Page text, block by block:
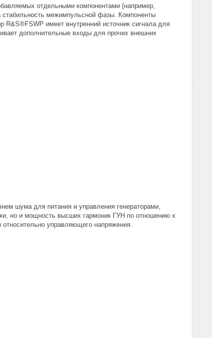
отдельными компонентами (например,
стабильность межимпульсной фазы. Компоненты
имеет внутренний источник сигнала для
дополнительные входы для прочих внешних
шума для питания и управления генераторами,
но и мощность высших гармоник ГУН по отношению к
управляющего напряжения.